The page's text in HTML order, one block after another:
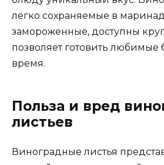
легко сохраняемые в
замороженные, доступны
позволяет готовить
время.
Польза и вред
листьев
Виноградные листья